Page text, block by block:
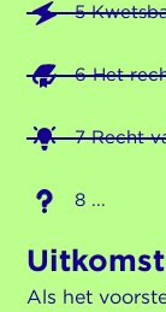
5
6 Het
7 Recht
8 ...
Als het